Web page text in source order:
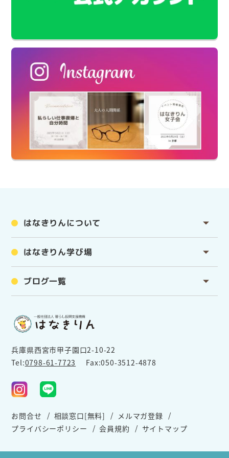
はなきりんについて
はなきりん学び場
ブログ一覧
兵庫県西宮市甲子園口2-10-22
Tel:0798-61-7723 Fax:050-3512-4878
お問合せ 相談窓口[無料]
メルマガ登録
プライバシーポリシー
会員規約 サイトマップ